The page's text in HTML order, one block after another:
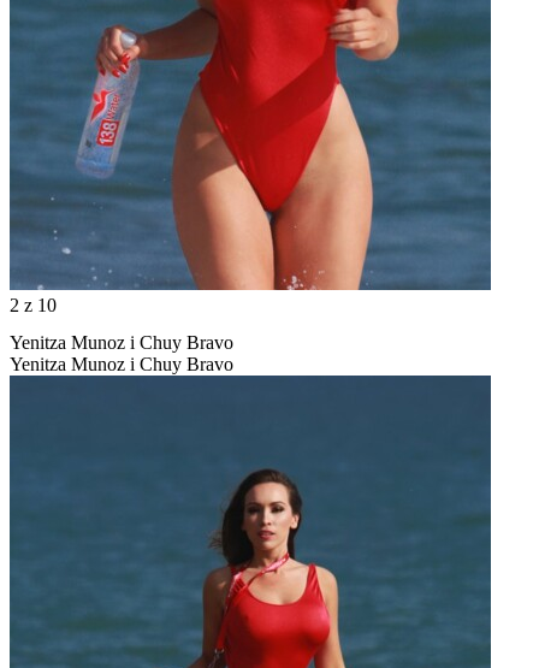
2 z 10
Yenitza Munoz i Chuy Bravo
Yenitza Munoz i Chuy Bravo